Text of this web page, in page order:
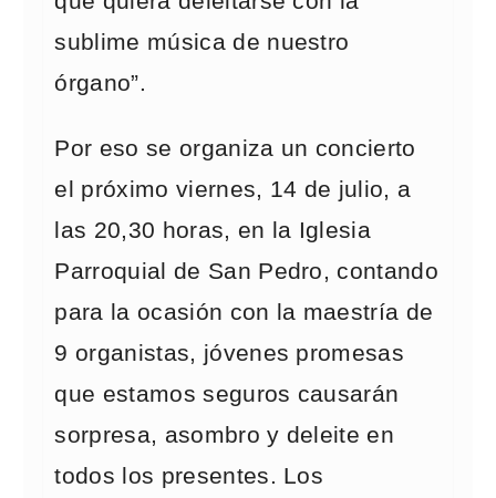
sublime música de nuestro
órgano”.
Por eso se organiza un concierto
el próximo viernes, 14 de julio, a
las 20,30 horas, en la Iglesia
Parroquial de San Pedro, contando
para la ocasión con la maestría de
9 organistas, jóvenes promesas
que estamos seguros causarán
sorpresa, asombro y deleite en
todos los presentes. Los